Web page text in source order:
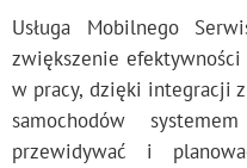
Usługa Mobilnego
zwiększenie
w pracy, dzięki integracji
samochodów
przewidywać i